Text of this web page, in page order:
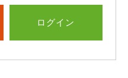
ログイン